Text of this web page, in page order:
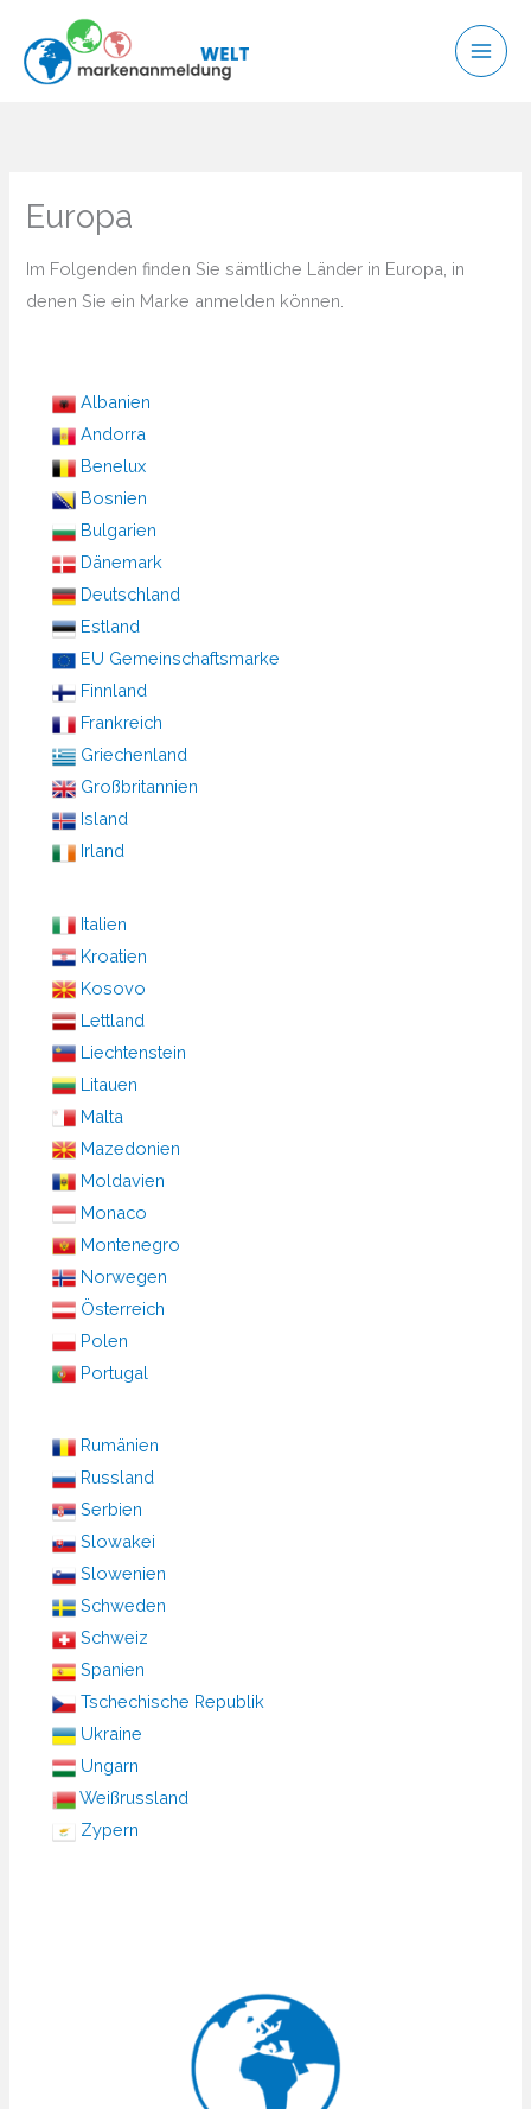
Inhalt
springen
Europa
Im Folgenden finden Sie sämtliche Länder in Europa, in
denen Sie ein Marke anmelden können.
Albanien
Andorra
Benelux
Bosnien
Bulgarien
Dänemark
Deutschland
Estland
EU Gemeinschaftsmarke
Finnland
Frankreich
Griechenland
Großbritannien
Island
Irland
Italien
Kroatien
Kosovo
Lettland
Liechtenstein
Litauen
Malta
Mazedonien
Moldavien
Monaco
Montenegro
Norwegen
Österreich
Polen
Portugal
Rumänien
Russland
Serbien
Slowakei
Slowenien
Schweden
Schweiz
Spanien
Tschechische Republik
Ukraine
Ungarn
Weißrussland
Zypern